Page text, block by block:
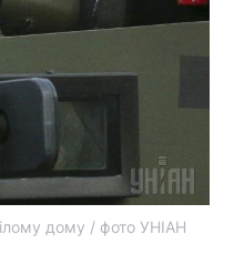
дому / фото УНІАН